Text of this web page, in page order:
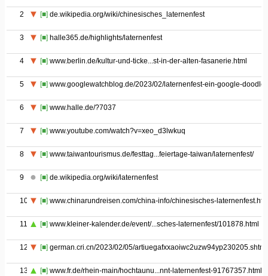
2 [■] de.wikipedia.org/wiki/chinesisches_laternenfest
3 [■] halle365.de/highlights/laternenfest
4 [■] www.berlin.de/kultur-und-ticke...st-in-der-alten-fasanerie.html
5 [■] www.googlewatchblog.de/2023/02/laternenfest-ein-google-doodle/
6 [■] www.halle.de/?7037
7 [■] www.youtube.com/watch?v=xeo_d3lwkuq
8 [■] www.taiwantourismus.de/festtag...feiertage-taiwan/laternenfest/
9 [■] de.wikipedia.org/wiki/laternenfest
10 [■] www.chinarundreisen.com/china-info/chinesisches-laternenfest.htm
11 [■] www.kleiner-kalender.de/event/...sches-laternenfest/101878.html
12 [■] german.cri.cn/2023/02/05/artiuegafxxaoiwc2uzw94yp230205.shtml
13 [■] www.fr.de/rhein-main/hochtaunu...nnt-laternenfest-91767357.html